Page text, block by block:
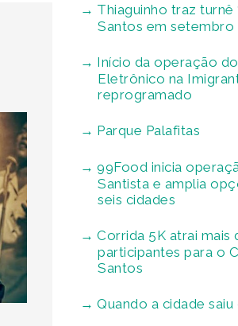
Thiaguinho traz turnê
Santos em setembro
Início da operação
Eletrônico na
reprogramado
Parque Palafitas
99Food inicia
Santista e amplia
seis cidades
Corrida 5K atrai mais
participantes para o
Santos
Quando a cidade